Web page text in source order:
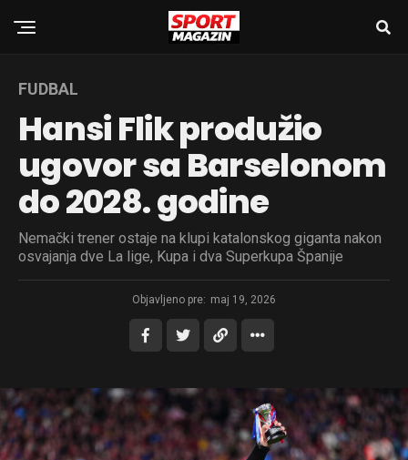
FUDBAL
Hansi Flik produžio
ugovor sa Barselonom
do 2028. godine
Nemački trener ostaje na klupi katalonskog giganta nakon
osvajanja dve La lige, Kupa i dva Superkupa Španije
Objavljeno pre: maj 19, 2026